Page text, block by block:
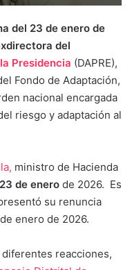
del 23 de enero de
del
Presidencia (DAPRE),
Fondo de Adaptación,
nacional encargada
riesgo y adaptación al
ministro de Hacienda
de enero de 2026. Es
su renuncia
enero de 2026.
reacciones,